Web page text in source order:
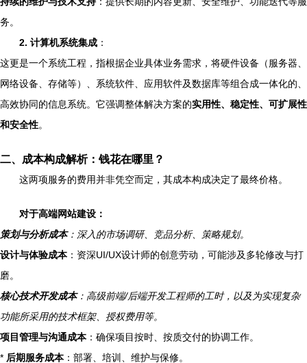
务。
2. 计算机系统集成 ：
这更是一个系统工程，指根据企业具体业务需求，将硬件设备（服务器、
网络设备、存储等）、系统软件、应用软件及数据库等组合成一体化的、
高效协同的信息系统。它强调整体解决方案的实用性、稳定性、可扩展性
和安全性。
二、成本构成解析：钱花在哪里？
这两项服务的费用并非凭空而定，其成本构成决定了最终价格。
对于高端网站建设：
策划与分析成本：深入的市场调研、竞品分析、策略规划。
设计与体验成本：资深UI/UX设计师的创意劳动，可能涉及多轮修改与打
磨。
核心技术开发成本：高级前端/后端开发工程师的工时，以及为实现复杂
功能所采用的技术框架、授权费用等。
项目管理与沟通成本：确保项目按时、按质交付的协调工作。
* 后期服务成本：部署、培训、维护与保修。